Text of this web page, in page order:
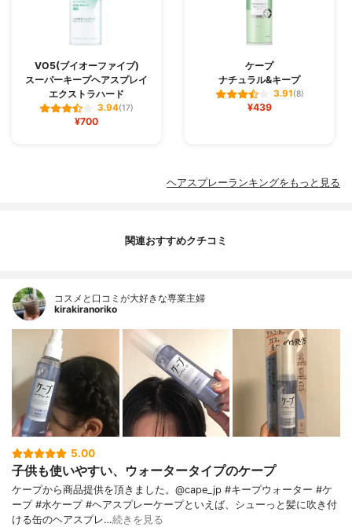
VO5(ブイオーファイブ)
スーパーキープヘアスプレイ
エクストラハード
3.94(17)
¥700
ケープ
ナチュラル&キープ
3.91(8)
¥439
ヘアスプレーランキングをもっと見る
関連おすすめクチコミ
コスメと口コミが大好きな専業主婦
kirakiranoriko
5.00
子供も使いやすい、ウォータータイプのケープ
ケープから商品提供を頂きました。@cape_jp #キープウォーター #ケ
ープ #水ケープ #ヘアスプレーケープといえば、シューっと髪に吹き付
ける缶のヘアスプレ…続きを見る